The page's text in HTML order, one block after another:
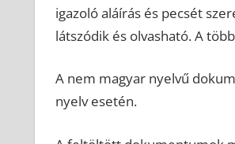
igazoló aláírás és pecsét
látszódik és olvasható. A
A nem magyar nyelvű
nyelv esetén.